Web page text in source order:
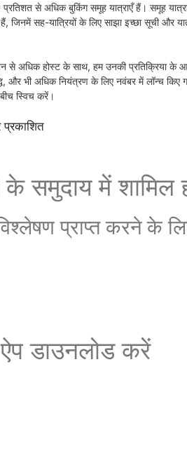
से अधिक बुकिंग समूह यात्राएँ हैं। समूह
जिनमें सह-यात्रियों के लिए साझा इच्छा सूची और
से अधिक होस्ट के साथ, हम उनकी प्रतिक्रिया के
और भी अधिक नियंत्रण के लिए नवंबर में लॉन्च
स्विच करें।
समुदाय में शामिल
प्राप्त करने के
डाउनलोड करें